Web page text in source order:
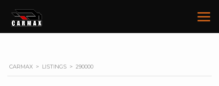
CARMAX > LISTINGS > 290000